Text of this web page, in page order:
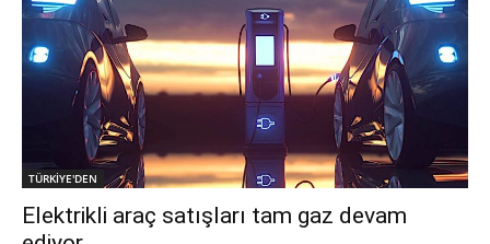
TÜRKİYE'DEN
Elektrikli araç satışları tam gaz devam